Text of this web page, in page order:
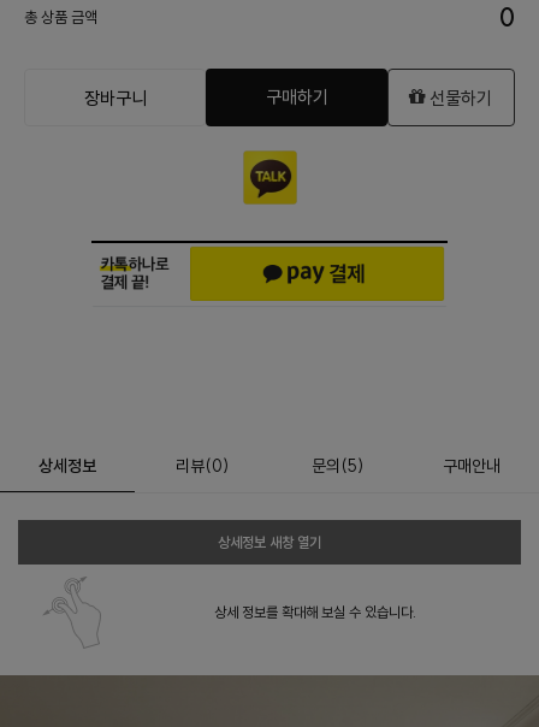
총 상품 금액 0
장바구니 구매하기 선물하기
상세정보 리뷰(0) 문의 (5) 구매안내
상세정보 새창 열기
상세 정보를 확대해 보실 수 있습니다.